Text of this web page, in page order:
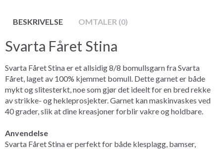
BESKRIVELSE OMTALER (0)
Svarta Fåret Stina
Svarta Fåret Stina er et allsidig 8/8 bomullsgarn fra Svarta
Fåret, laget av 100% kjemmet bomull. Dette garnet er både
mykt og slitesterkt, noe som gjør det ideelt for en bred rekke
av strikke- og hekleprosjekter. Garnet kan maskinvaskes ved
40 grader, slik at dine kreasjoner forblir vakre og holdbare.
Anvendelse
Svarta Fåret Stina er perfekt for både klesplagg, bamser,